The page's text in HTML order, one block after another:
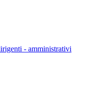
- amministrativi